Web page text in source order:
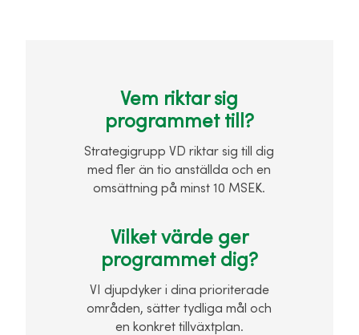
Vem riktar sig
programmet till?
Strategigrupp VD riktar sig till dig
med fler än tio anställda och en
omsättning på minst 10 MSEK.
Vilket värde ger
programmet dig?
VI djupdyker i dina prioriterade
områden, sätter tydliga mål och
en konkret tillväxtplan.